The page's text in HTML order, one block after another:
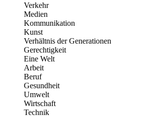
Verkehr
Medien
Kommunikation
Kunst
Verhältnis der Generationen
Gerechtigkeit
Eine Welt
Arbeit
Beruf
Gesundheit
Umwelt
Wirtschaft
Technik